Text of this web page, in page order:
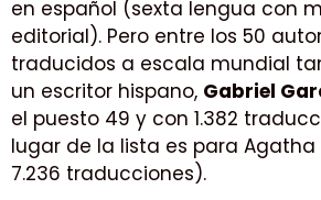
en español (sexta lengua con
editorial). Pero entre los 50
traducidos a escala mundial
un escritor hispano, Gabriel
el puesto 49 y con 1.382
lugar de la lista es para Agatha
7.236 traducciones).